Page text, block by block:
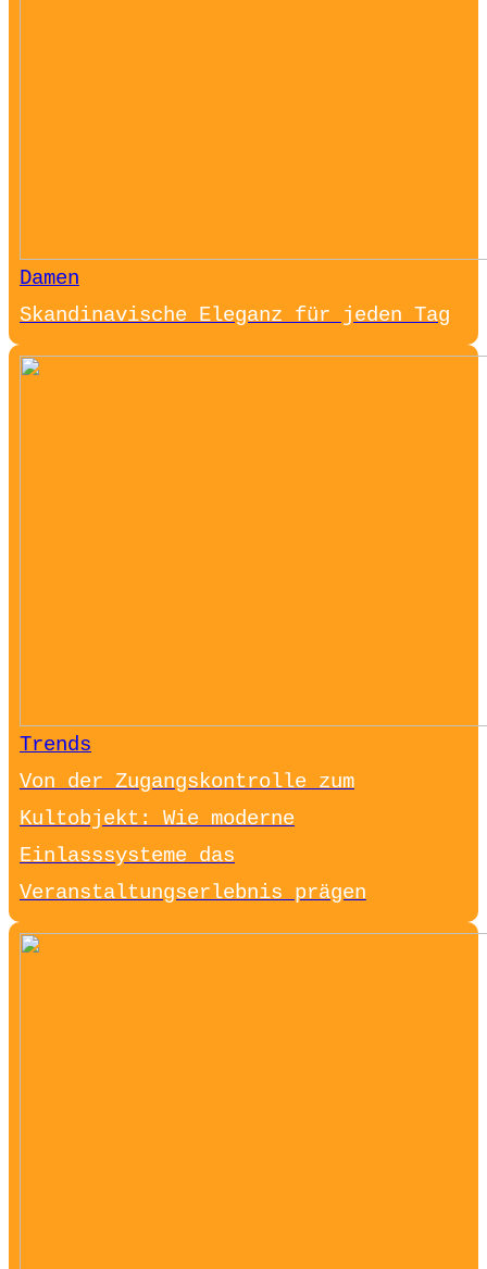
Damen
Skandinavische Eleganz für jeden Tag
Trends
Von der Zugangskontrolle zum
Kultobjekt: Wie moderne
Einlasssysteme das
Veranstaltungserlebnis prägen